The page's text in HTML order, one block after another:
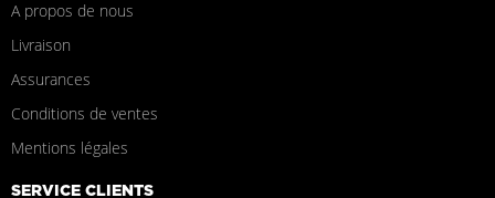
A propos de nous
Livraison
Assurances
Conditions de ventes
Mentions légales
SERVICE CLIENTS